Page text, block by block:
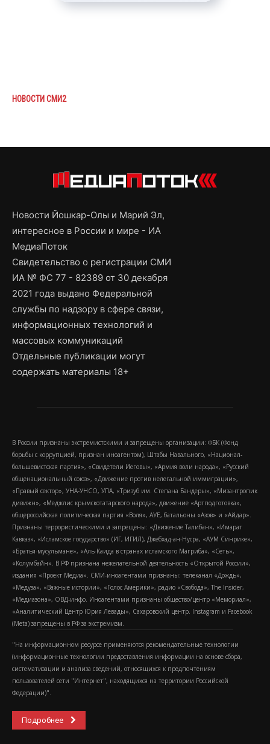
НОВОСТИ СМИ2
Новости Йошкар-Олы и Марий Эл,
интересное в России и мире - ИА
МедиаПоток
Свидетельство о регистрации СМИ
ИА № ФС 77 - 82389 от 30 декабря
2021 года выдано Федеральной
службы по надзору в сфере связи,
информационных технологий и
массовых коммуникаций
Отдельные публикации могут
содержать материалы 18+
В России признаны экстремистскими и запрещены организации: ФБК (Фонд
борьбы с коррупцией, признан иноагентом), Штабы Навального, «Национал-
большевистская партия», «Свидетели Иеговы», «Армия воли народа», «Русский
общенациональный союз», «Движение против нелегальной иммиграции»,
«Правый сектор», УНА-УНСО, УПА, «Тризуб им. Степана Бандеры», «Мизантропик
дивижн», «Меджлис крымскотатарского народа», движение «Артподготовка»,
общероссийская политическая партия «Воля», АУЕ, батальоны «Азов» и «Айдар».
Признаны террористическими и запрещены: «Движение Талибан», «Имарат
Кавказ», «Исламское государство» (ИГ, ИГИЛ), Джебхад-ан-Нусра, «АУМ Синрике»,
«Братья-мусульмане», «Аль-Каида в странах исламского Магриба», «Сеть»,
«Колумбайн». В РФ признана нежелательной деятельность «Открытой России»,
издания «Проект Медиа». СМИ-иноагентами признаны: телеканал «Дождь»,
«Медуза», «Важные истории», «Голос Америки», радио «Свобода», The Insider,
«Медиазона», ОВД-инфо. Иноагентами признаны общество/центр «Мемориал»,
«Аналитический Центр Юрия Левады», Сахаровский центр. Instagram и Facebook
(Metа) запрещены в РФ за экстремизм.
"На информационном ресурсе применяются рекомендательные технологии
(информационные технологии предоставления информации на основе сбора,
систематизации и анализа сведений, относящихся к предпочтениям
пользователей сети "Интернет", находящихся на территории Российской
Федерации)".
Подробнее